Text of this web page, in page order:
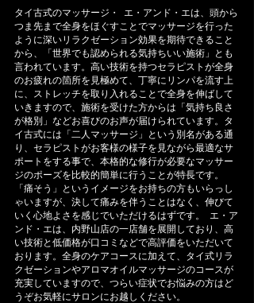
タイ古式のマッサージ・  エ・アンド・エは、頭から
つま先まで全身をほぐすことでマッサージを行った
ように深いリラクゼーション効果を期待できること
から、「世界でも認められる気持ちいい施術」とも
言われています。高い技術を持つセラピストが全身
のお疲れの箇所を見極めて、丁寧にリンパを流す上
に、ストレッチを取り入れることで全身を伸ばして
いきますので、施術を受けた方からは「気持ち良さ
が格別」などお喜びのお声が届けられています。タ
イ古式には「二人マッサージ」という別名がある通
り、セラピストがお客様の様子を見ながら最適なサ
ポートをする事で、本格的な修行が必要なマッサー
ジのポーズを比較的簡単に行うことが特長です。
「痛そう」というイメージをお持ちの方もいらっし
ゃいますが、決して痛みを伴うことはなく、伸びて
いく心地よさを感じでいただけるはずです。  エ・ア
ンド・エは、内野山店の一店舗を展開しており、高
い技術と低価格が口コミなどで高評価をいただいて
おります。全身のケアコースに加えて、タイ式リラ
クゼーションやアロマオイルマッサージのコースが
充実していますので、つらい症状でお悩みの方はど
うぞお気軽にサロンにお越しください。